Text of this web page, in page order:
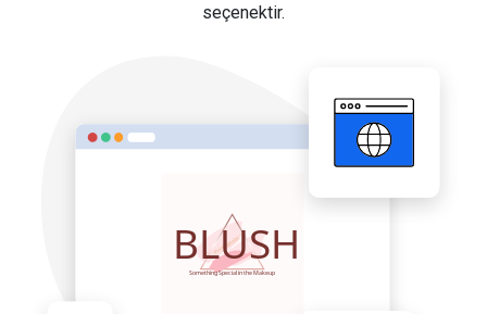
seçenektir.